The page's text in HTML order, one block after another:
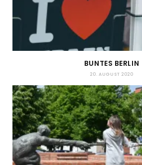
BUNTES BERLIN
20. AUGUST 2020